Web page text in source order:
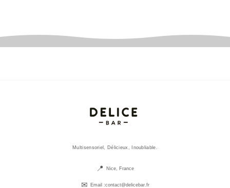
Multisensoriel, Délicieux, Inoubliable.
Nice, France
Email :contact@delicebar.fr